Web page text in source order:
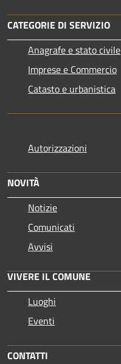
CATEGORIE DI SERVIZIO
Anagrafe e stato civile
Imprese e Commercio
Catasto e urbanistica
Autorizzazioni
NOVITÀ
Notizie
Comunicati
Avvisi
VIVERE IL COMUNE
Luoghi
Eventi
CONTATTI